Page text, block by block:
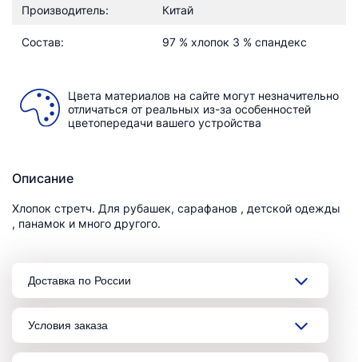
Производитель: Китай
Состав: 97 % хлопок 3 % спандекс
Цвета материалов на сайте могут незначительно
отличаться от реальных из-за особенностей
цветопередачи вашего устройства
Описание
Хлопок стретч. Для рубашек, сарафанов , детской одежды
, панамок и много другого.
Доставка по России
Условия заказа